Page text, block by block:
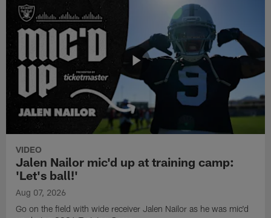
VIDEO
Jalen Nailor mic'd up at training camp:
'Let's ball!'
Aug 07, 2026
Go on the field with wide receiver Jalen Nailor as he was mic'd